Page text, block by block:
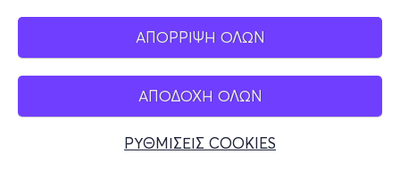
ΑΠΟΡΡΙΨΗ ΟΛΩΝ
ΑΠΟΔΟΧΗ ΟΛΩΝ
ΡΥΘΜΙΣΕΙΣ COOKIES